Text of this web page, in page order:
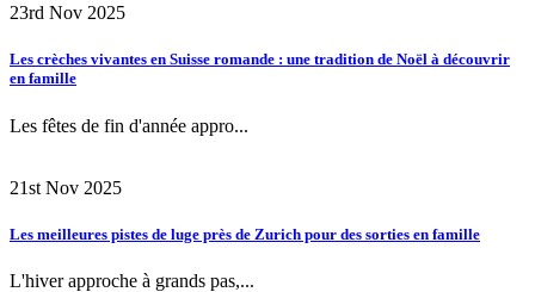
23rd Nov 2025
Les crèches vivantes en Suisse romande : une tradition de Noël à découvrir
en famille
Les fêtes de fin d'année appro...
21st Nov 2025
Les meilleures pistes de luge près de Zurich pour des sorties en famille
L'hiver approche à grands pas,...